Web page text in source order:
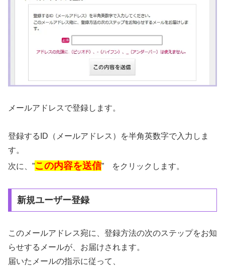
メールアドレスで登録します。
登録するID（メールアドレス）を半角英数字で入力しま
す。
次に、”この内容を送信” をクリックします。
新規ユーザー登録
このメールアドレス宛に、登録方法の次のステップをお知
らせするメールが、お届けされます。
届いたメールの指示に従って、